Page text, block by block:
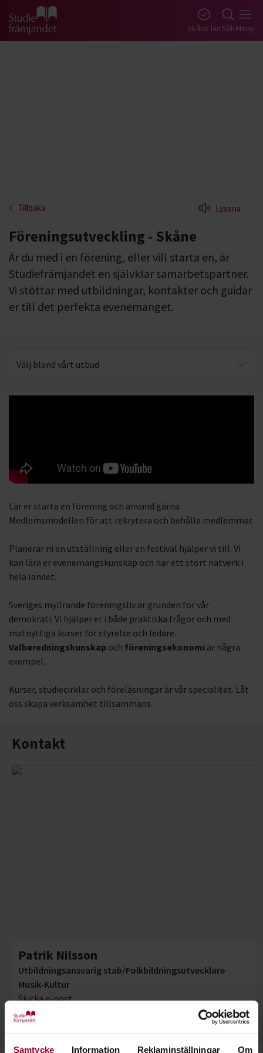
Samtycke Information Reklaminställningar Om
Gå till studiefrämjandets startsida Skåne länSökMeny
Tillbaka Lyssna
Föreningsutveckling - Skåne
Är du med i en förening, eller vill starta en, är
Studiefrämjandet en självklar samarbetspartner.
Vi stöttar med utbildningar, kontakter och guidar
er till det perfekta evenemanget.
Välj bland vårt utbud
Nationella utbildningar
Lär er starta en förening och använd gärna
Medlemsmodellen för att rekrytera och behålla medlemmar.
Planerar ni en utställning eller en festival hjälper vi till. Vi
kan lära er evenemangskunskap och har ett stort nätverk i
hela landet.
Sveriges myllrande föreningsliv är grunden för vår
demokrati. Vi hjälper er i både praktiska frågor och med
matnyttiga kurser för styrelse och ledare.
Valberedningskunskap och föreningsekonomi är några
exempel.
Kurser, studiecirklar och föreläsningar är vår specialitet. Låt
oss skapa verksamhet tillsammans.
Kontakt
Patrik Nilsson
Utbildningsansvarig stab/Folkbildningsutvecklare
Musik-Kultur
Skicka e-post
070-557 87 55